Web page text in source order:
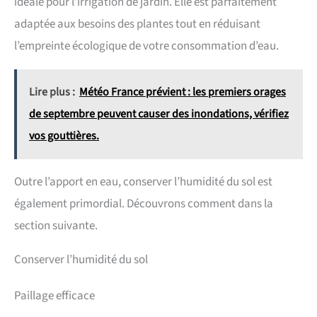
adaptée aux besoins des plantes tout en réduisant
l’empreinte écologique de votre consommation d’eau.
Lire plus : Météo France prévient : les premiers orages
de septembre peuvent causer des inondations, vérifiez
vos gouttières.
Outre l’apport en eau, conserver l’humidité du sol est
également primordial. Découvrons comment dans la
section suivante.
Conserver l’humidité du sol
Paillage efficace